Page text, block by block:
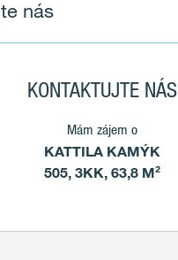
nás
KONTAKTUJTE NÁS
Mám zájem o
KATTILA KAMÝK
505, 3KK, 63,8 M²